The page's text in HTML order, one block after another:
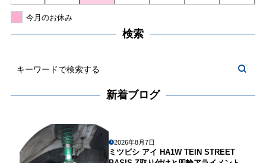
今月のお休み
検索
新着ブログ
2026年8月7日
ミツビシ アイ HA1W TEIN STREET